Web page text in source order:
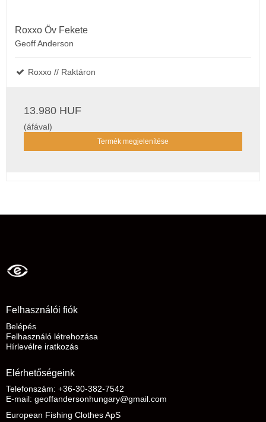
Roxxo Öv Fekete
Geoff Anderson
Roxxo // Raktáron
13.980 HUF
(áfával)
Termék megjelenítése
Felhasználói fiók
Belépés
Felhasználó létrehozása
Hírlevélre iratkozás
Elérhetőségeink
Telefonszám: +36-30-382-7542
E-mail: geoffandersonhungary@gmail.com
European Fishing Clothes ApS